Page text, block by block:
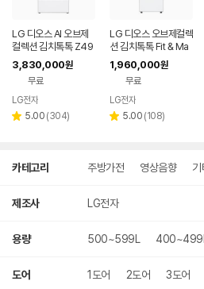
LG 디오스 AI 오브제
컬렉션 김치톡톡 Z49
5GQQ271
3,830,000원
무료
LG전자
별 5.00 리
(304)
LG 디오스 오브제컬렉
션 김치톡톡 Fit & Ma
x Z334MQQ122S
1,960,000원
무료
LG전자
별 5.00 리
(108)
카테고리 주방가전 영상음향 기
제조사 LG전자
용량 500~599L
도어 1도어 2도어 3도어